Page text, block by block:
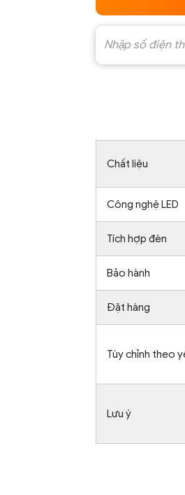
Chất liệu
Công nghệ LED
Tích hợp đèn
Bảo hành
Đặt hàng
Tùy chỉnh theo
Lưu ý